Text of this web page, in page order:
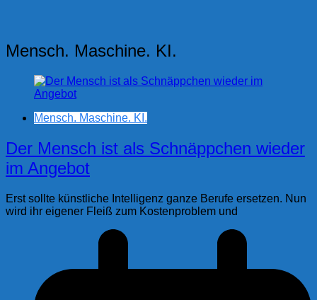
Mensch. Maschine. KI.
Mensch. Maschine. KI.
Der Mensch ist als Schnäppchen wieder
im Angebot
Erst sollte künstliche Intelligenz ganze Berufe ersetzen. Nun
wird ihr eigener Fleiß zum Kostenproblem und